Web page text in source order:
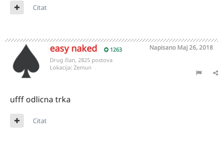
Citat
easy naked 1263 Napisano Maj 26, 2018
Drug član, 2825 postova
Lokacija: Zemun
ufff odlicna trka
Citat